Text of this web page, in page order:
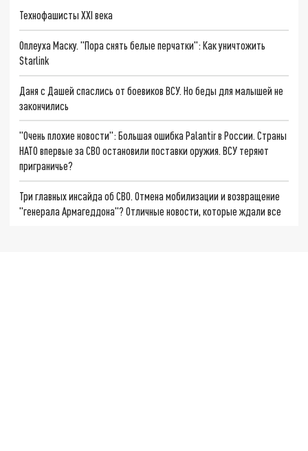
Технофашисты XXI века
Оплеуха Маску. "Пора снять белые перчатки": Как уничтожить
Starlink
Даня с Дашей спаслись от боевиков ВСУ. Но беды для малышей не
закончились
"Очень плохие новости": Большая ошибка Palantir в России. Страны
НАТО впервые за СВО остановили поставки оружия. ВСУ теряют
приграничье?
Три главных инсайда об СВО. Отмена мобилизации и возвращение
"генерала Армагеддона"? Отличные новости, которые ждали все